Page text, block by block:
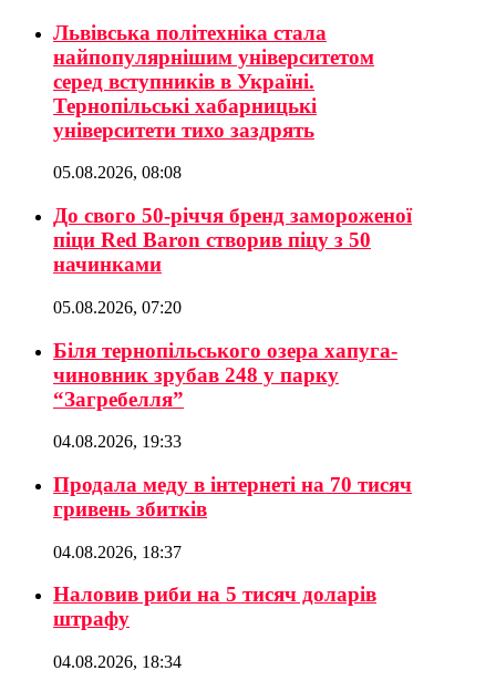
Львівська політехніка стала
найпопулярнішим університетом
серед вступників в Україні.
Тернопільські хабарницькі
університети тихо заздрять
05.08.2026, 08:08
До свого 50-річчя бренд замороженої
піци Red Baron створив піцу з 50
начинками
05.08.2026, 07:20
Біля тернопільського озера хапуга-
чиновник зрубав 248 у парку
“Загребелля”
04.08.2026, 19:33
Продала меду в інтернеті на 70 тисяч
гривень збитків
04.08.2026, 18:37
Наловив риби на 5 тисяч доларів
штрафу
04.08.2026, 18:34